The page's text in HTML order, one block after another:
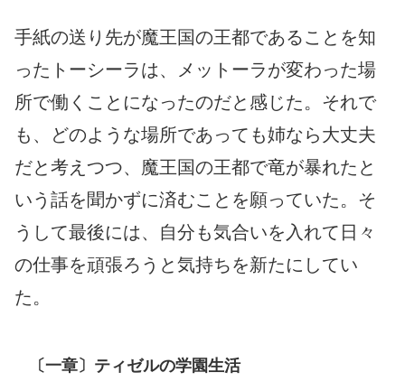
手紙の送り先が魔王国の王都であることを知
ったトーシーラは、メットーラが変わった場
所で働くことになったのだと感じた。それで
も、どのような場所であっても姉なら大丈夫
だと考えつつ、魔王国の王都で竜が暴れたと
いう話を聞かずに済むことを願っていた。そ
うして最後には、自分も気合いを入れて日々
の仕事を頑張ろうと気持ちを新たにしてい
た。
〔一章〕ティゼルの学園生活